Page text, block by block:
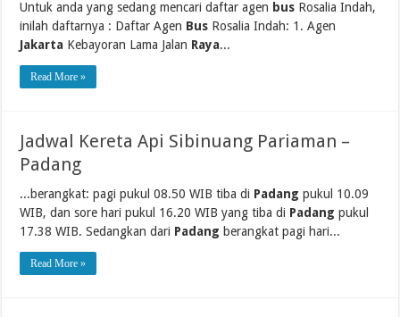
Untuk anda yang sedang mencari daftar agen bus Rosalia Indah,
inilah daftarnya : Daftar Agen Bus Rosalia Indah: 1. Agen
Jakarta Kebayoran Lama Jalan Raya...
Read More »
Jadwal Kereta Api Sibinuang Pariaman –
Padang
...berangkat: pagi pukul 08.50 WIB tiba di Padang pukul 10.09
WIB, dan sore hari pukul 16.20 WIB yang tiba di Padang pukul
17.38 WIB. Sedangkan dari Padang berangkat pagi hari...
Read More »